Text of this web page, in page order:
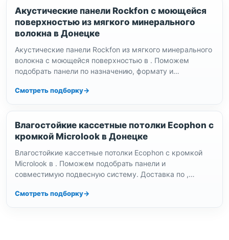
Акустические панели Rockfon с моющейся
поверхностью из мягкого минерального
волокна в Донецке
Акустические панели Rockfon из мягкого минерального
волокна с моющейся поверхностью в . Поможем
подобрать панели по назначению, формату и
Смотреть подборку
Влагостойкие кассетные потолки Ecophon с
кромкой Microlook в Донецке
Влагостойкие кассетные потолки Ecophon с кромкой
Microlook в . Поможем подобрать панели и
совместимую подвесную систему. Доставка по ,
Смотреть подборку